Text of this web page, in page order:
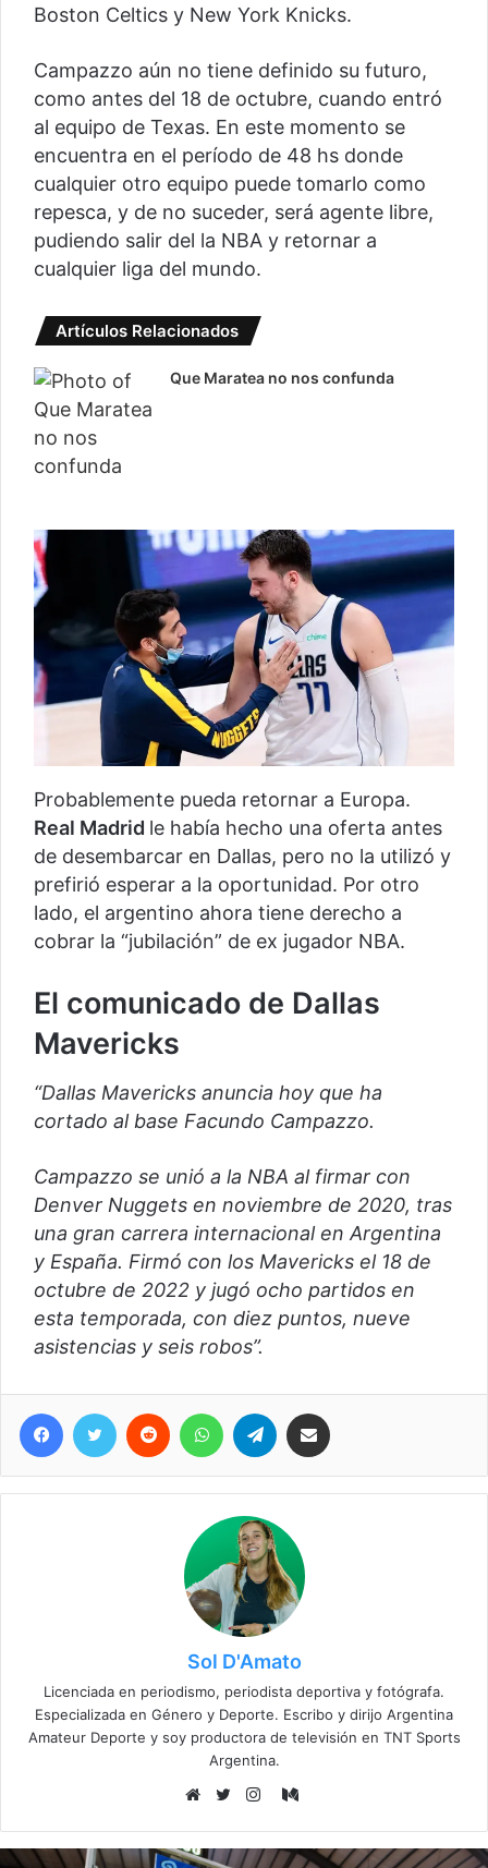
Boston Celtics y New York Knicks.
Campazzo aún no tiene definido su futuro,
como antes del 18 de octubre, cuando entró
al equipo de Texas. En este momento se
encuentra en el período de 48 hs donde
cualquier otro equipo puede tomarlo como
repesca, y de no suceder, será agente libre,
pudiendo salir del la NBA y retornar a
cualquier liga del mundo.
Artículos Relacionados
Que Maratea no nos confunda
Probablemente pueda retornar a Europa.
Real Madrid le había hecho una oferta antes
de desembarcar en Dallas, pero no la utilizó y
prefirió esperar a la oportunidad. Por otro
lado, el argentino ahora tiene derecho a
cobrar la “jubilación” de ex jugador NBA.
El comunicado de Dallas
Mavericks
“Dallas Mavericks anuncia hoy que ha
cortado al base Facundo Campazzo.
Campazzo se unió a la NBA al firmar con
Denver Nuggets en noviembre de 2020, tras
una gran carrera internacional en Argentina
y España. Firmó con los Mavericks el 18 de
octubre de 2022 y jugó ocho partidos en
esta temporada, con diez puntos, nueve
asistencias y seis robos”.
Facebook
Twitter Reddit WhatsAppTelegram
Sol D'Amato
Licenciada en periodismo, periodista deportiva y fotógrafa.
Especializada en Género y Deporte. Escribo y dirijo Argentina
Amateur Deporte y soy productora de televisión en TNT Sports
Argentina.
web
Medium